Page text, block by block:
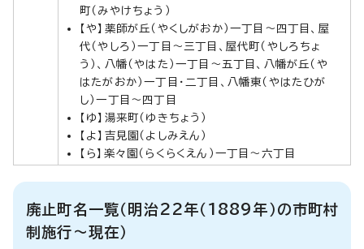
町（みやけちょう）
【や】薬師が丘（やくしがおか）一丁目～四丁目、屋
代（やしろ）一丁目～三丁目、屋代町（やしろちょ
う）、八幡（やはた）一丁目～五丁目、八幡が丘（や
はたがおか）一丁目・二丁目、八幡東（やはたひが
し）一丁目～四丁目
【ゆ】湯来町（ゆきちょう）
【よ】吉見園（よしみえん）
【ら】楽々園（らくらくえん）一丁目～六丁目
廃止町名一覧（明治22年（1889年）の市町村
制施行～現在）